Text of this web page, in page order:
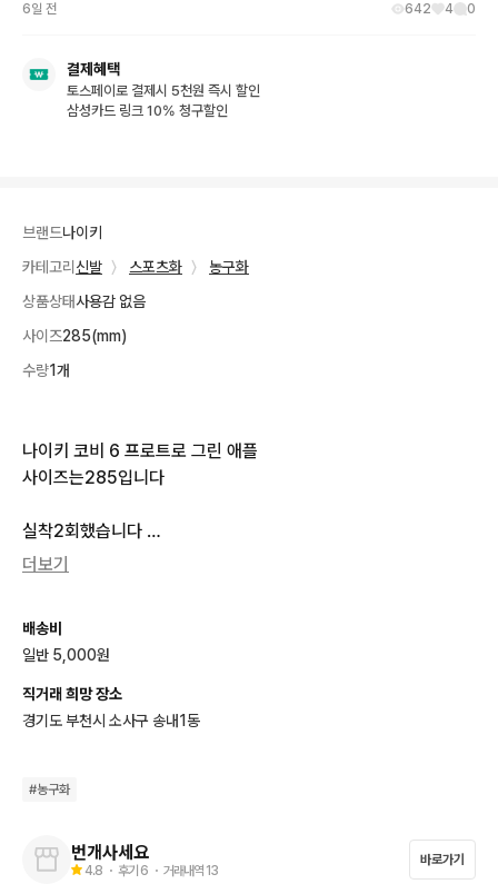
6일 전 642 4 0
결제혜택
토스페이로 결제시 5천원 즉시 할인
삼성카드 링크 10% 청구할인
브랜드나이키
카테고리 신발 〉 스포츠화 〉
농구화
상품상태사용감 없음
사이즈285(mm)
수량1개
나이키 코비 6 프로트로 그린 애플
사이즈는285입니다
실착2회했습니다
상태 좋습니다!
교환안됩니다
직거래 가능합니다
택포(5000원)
더보기
배송비
일반 5,000원
직거래 희망 장소
경기도 부천시 소사구 송내1동
#농구화
번개사세요
4.8 ・ 후기 6 ・ 거래내역 13
바로가기